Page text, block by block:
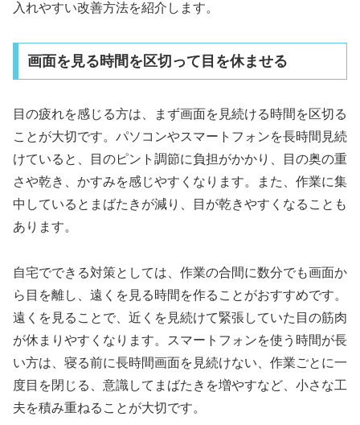
入れやすい改善方法を紹介します。
画面を見る時間を区切って目を休ませる
目の疲れを感じる方は、まず画面を見続ける時間を区切る
ことが大切です。パソコンやスマートフォンを長時間見続
けていると、目のピント調節に負担がかかり、目の奥の重
さや乾き、かすみを感じやすくなります。また、作業に集
中しているとまばたきが減り、目が乾きやすくなることも
あります。
自宅でできる対策としては、作業の合間に数分でも画面か
ら目を離し、遠くを見る時間を作ることがおすすめです。
遠くを見ることで、近くを見続けて緊張していた目の筋肉
が休まりやすくなります。スマートフォンを使う時間が長
い方は、寝る前に長時間画面を見続けない、作業ごとに一
度目を閉じる、意識してまばたきを増やすなど、小さな工
夫を積み重ねることが大切です。